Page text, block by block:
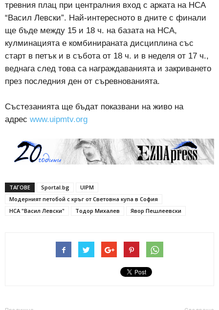
тревния плац при централния вход с арката на НСА
“Васил Левски”. Най-интересното в дните с финали
ще бъде между 15 и 18 ч. на базата на НСА,
кулминацията е комбинираната дисциплина със
старт в петък и в събота от 18 ч. и в неделя от 17 ч.,
веднага след това са награждаванията и закриването
през последния ден от съревнованията.
Състезанията ще бъдат показвани на живо на
адрес www.uipmtv.org
ТАГОВЕ Sportal.bg
UIPM
Модерният петобой с кръг от Световна купа в София
НСА "Васил Левски"
Тодор Михалев Явор Пешлеевски